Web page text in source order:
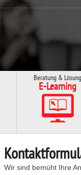
Beratung & Lösung
E-Learning
Wir sind bemüht Ihre